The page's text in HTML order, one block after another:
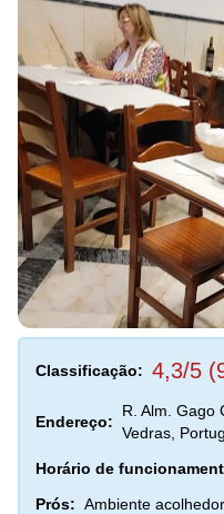
Classificação: 4,3/5
Endereço:
R. Alm. Gago
Vedras,
Horário de
Prós: Ambiente